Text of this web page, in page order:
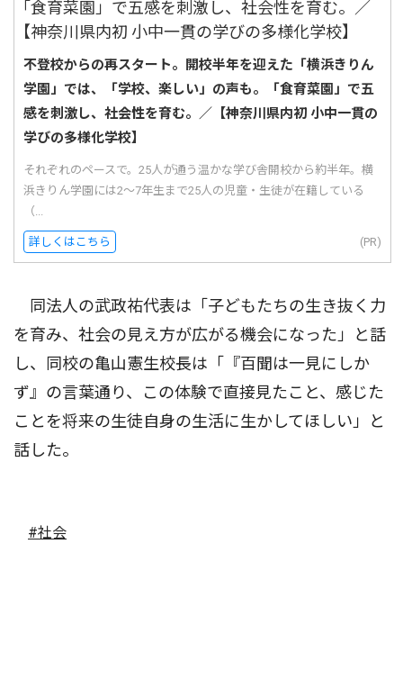
不登校からの再スタート。開校半年を迎えた「横浜きりん
学園」では、「学校、楽しい」の声も。「食育菜園」で五
感を刺激し、社会性を育む。／【神奈川県内初 小中一貫の
学びの多様化学校】
それぞれのペースで。25人が通う温かな学び舎開校から約半年。横
浜きりん学園には2〜7年生まで25人の児童・生徒が在籍している
（...
詳しくはこちら (PR)
同法人の武政祐代表は「子どもたちの生き抜く力
を育み、社会の見え方が広がる機会になった」と話
し、同校の亀山憲生校長は「『百聞は一見にしか
ず』の言葉通り、この体験で直接見たこと、感じた
ことを将来の生徒自身の生活に生かしてほしい」と
話した。
#社会